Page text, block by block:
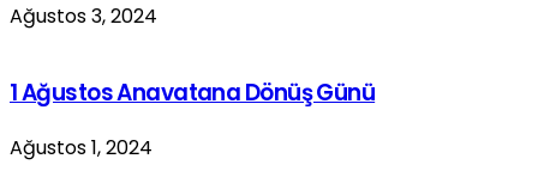
Ağustos 3, 2024
1 Ağustos Anavatana Dönüş Günü
Ağustos 1, 2024